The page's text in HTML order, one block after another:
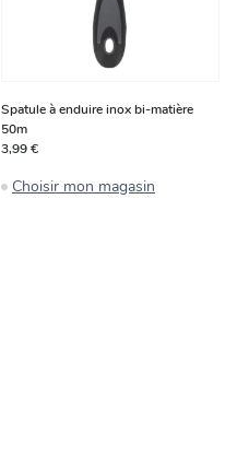
Spatule à enduire inox bi-matière
50m
3,99 €
Choisir mon magasin